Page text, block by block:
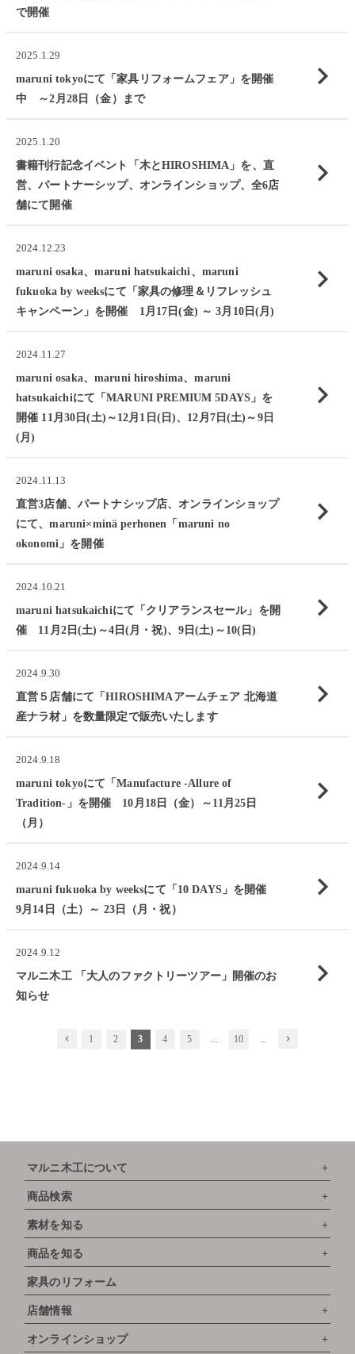
で開催
2025.1.29
maruni tokyoにて「家具リフォームフェア」を開催
中 ～2月28日（金）まで
chevron_right
2025.1.20
書籍刊行記念イベント「木とHIROSHIMA」を、直
営、パートナーシップ、オンラインショップ、全6店
舗にて開催
chevron_right
2024.12.23
maruni osaka、maruni hatsukaichi、maruni
fukuoka by weeksにて「家具の修理＆リフレッシュ
キャンペーン」を開催 1月17日(金) ～ 3月10日(月)
chevron_right
2024.11.27
maruni osaka、maruni hiroshima、maruni
hatsukaichiにて「MARUNI PREMIUM 5DAYS」を
開催 11月30日(土)～12月1日(日)、12月7日(土)～9日
(月)
chevron_right
2024.11.13
直営3店舗、パートナシップ店、オンラインショップ
にて、maruni×minä perhonen「maruni no
okonomi」を開催
chevron_right
2024.10.21
maruni hatsukaichiにて「クリアランスセール」を開
催 11月2日(土)～4日(月・祝)、9日(土)～10(日)
chevron_right
2024.9.30
直営５店舗にて「HIROSHIMAアームチェア 北海道
産ナラ材」を数量限定で販売いたします
chevron_right
2024.9.18
maruni tokyoにて「Manufacture -Allure of
Tradition-」を開催 10月18日（金）～11月25日
（月）
chevron_right
2024.9.14
maruni fukuoka by weeksにて「10 DAYS」を開催
9月14日（土）～ 23日（月・祝）
chevron_right
2024.9.12
マルニ木工 「大人のファクトリーツアー」開催のお
知らせ
chevron_right
chevron_left 1 2 3 4 5 ... 10 ... chevron_right
マルニ木工について
商品検索
素材を知る
商品を知る
家具のリフォーム
店舗情報
オンラインショップ